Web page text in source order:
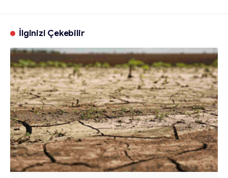
İlginizi Çekebilir